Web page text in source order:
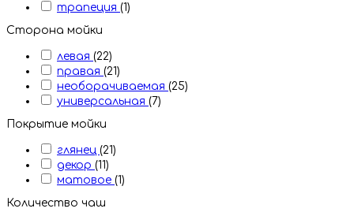
трапеция (1)
Сторона мойки
левая (22)
правая (21)
необорачиваемая (25)
универсальная (7)
Покрытие мойки
глянец (21)
декор (11)
матовое (1)
Количество чаш